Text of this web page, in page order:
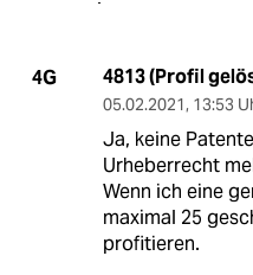
4G 4813 (Profil
05.02.2021, 13:53
Ja, keine
Urheberrecht
Wenn ich eine
maximal 25
profitieren.